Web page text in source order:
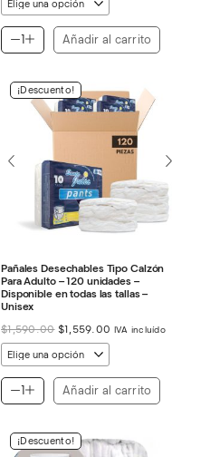
original
era:
$2,993.00.$2,899.00.
Añadir al carrito
¡Descuento!
Pañales Desechables Tipo Calzón
Para Adulto – 120 unidades –
Disponible en todas las tallas –
Unisex
$1,590.00 El
precio
original
era:
$1,590.00.
$1,559.00 El
$1,559.00.
IVA incluído
Añadir al carrito
¡Descuento!